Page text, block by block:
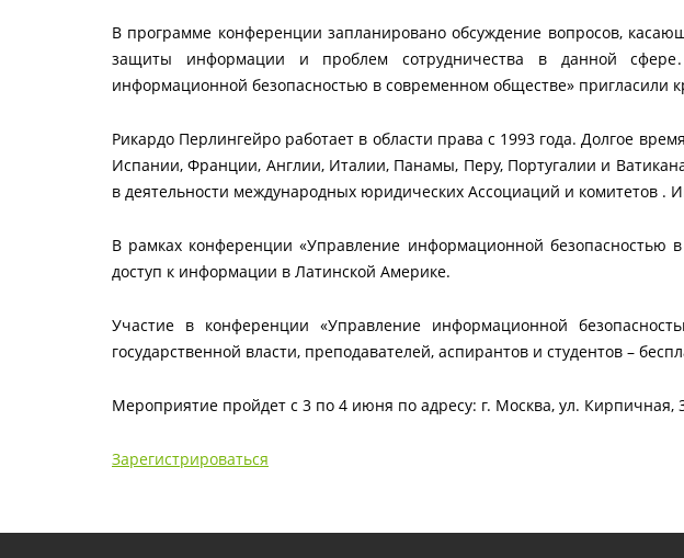
В программе конференции запланировано обсуждение вопросов,
защиты информации и проблем сотрудничества в данной
информационной безопасностью в современном обществе» пригласили
Рикардо Перлингейро работает в области права с 1993 года. Долгое
Испании, Франции, Англии, Италии, Панамы, Перу, Португалии и
в деятельности международных юридических Ассоциаций и комитетов .
В рамках конференции «Управление информационной безопасностью
доступ к информации в Латинской Америке.
Участие в конференции «Управление информационной
государственной власти, преподавателей, аспирантов и студентов –
Мероприятие пройдет с 3 по 4 июня по адресу: г. Москва, ул.
Зарегистрироваться